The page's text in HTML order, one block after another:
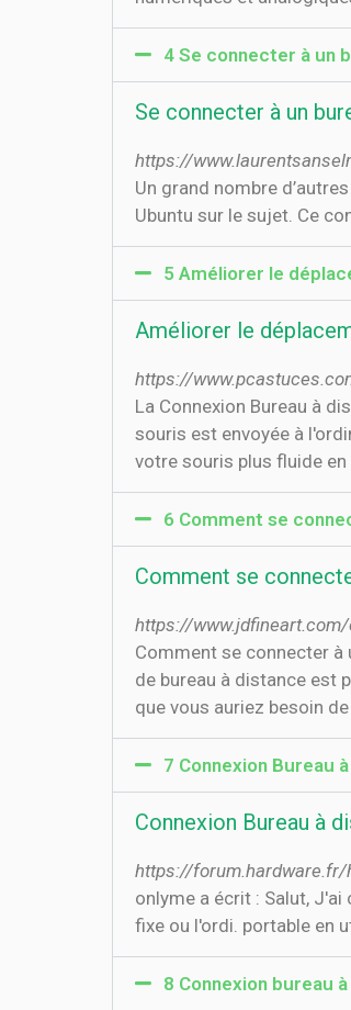
4 Se connecter à un
Se connecter à un
https://
Un grand nombre
Ubuntu sur le sujet. Ce
5 Améliorer le
Améliorer le
https://
La Connexion Bureau à
souris est envoyée à
votre souris plus fluide
6 Comment se
Comment se
https://
Comment se connecter à
de bureau à distance est
que vous auriez besoin
7 Connexion Bureau
Connexion Bureau à
https://forum.hardware.fr/
onlyme a écrit : Salut,
fixe ou l'ordi. portable en
8 Connexion bureau